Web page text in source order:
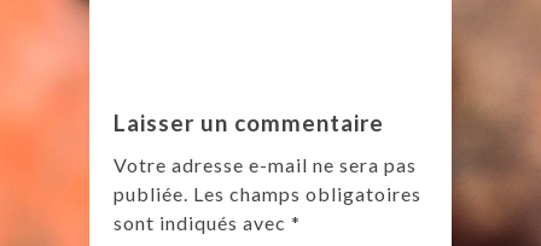
Laisser un commentaire
Votre adresse e-mail ne sera pas
publiée. Les champs obligatoires
sont indiqués avec *